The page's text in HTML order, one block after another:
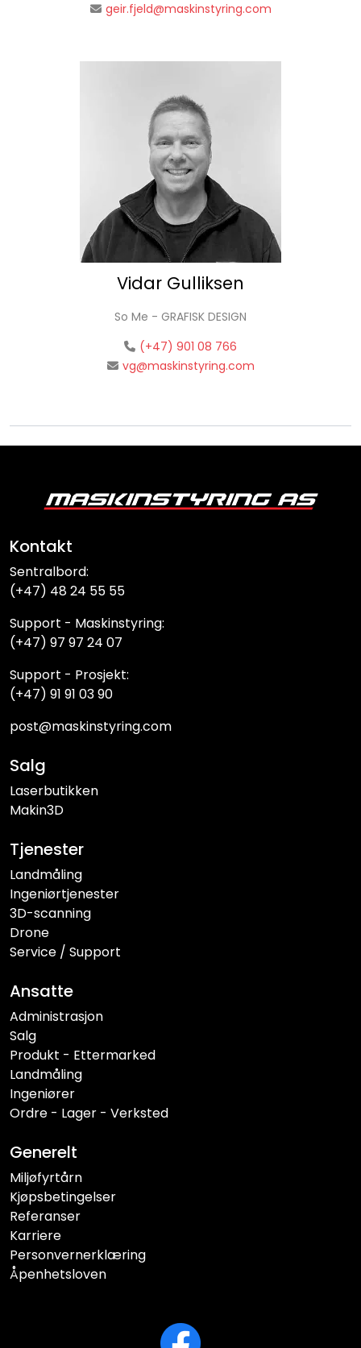
geir.fjeld@maskinstyring.com
Vidar Gulliksen
So Me - GRAFISK DESIGN
(+47) 901 08 766
vg@maskinstyring.com
Kontakt
Sentralbord:
(+47) 48 24 55 55
Support - Maskinstyring:
(+47) 97 97 24 07
Support - Prosjekt:
(+47) 91 91 03 90
post@maskinstyring.com
Salg
Laserbutikken
Makin3D
Tjenester
Landmåling
Ingeniørtjenester
3D-scanning
Drone
Service / Support
Ansatte
Administrasjon
Salg
Produkt - Ettermarked
Landmåling
Ingeniører
Ordre - Lager - Verksted
Generelt
Miljøfyrtårn
Kjøpsbetingelser
Referanser
Karriere
Personvernerklæring
Åpenhetsloven